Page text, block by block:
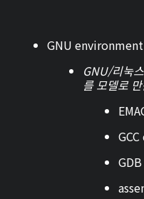
GNU environment
GNU/리눅
를 모델로